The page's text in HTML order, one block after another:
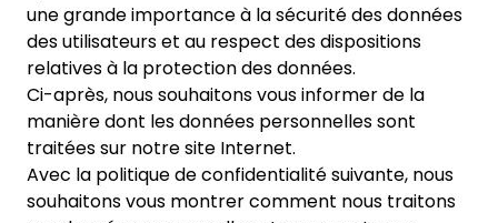
une grande importance à la sécurité des données
des utilisateurs et au respect des dispositions
relatives à la protection des données.
Ci-après, nous souhaitons vous informer de la
manière dont les données personnelles sont
traitées sur notre site Internet.
Avec la politique de confidentialité suivante, nous
souhaitons vous montrer comment nous traitons